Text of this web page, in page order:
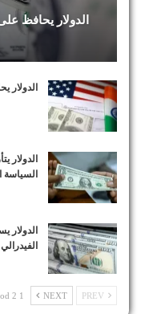
الدولار يحافظ
الدولار
الدولار
السياسة
الدولار
الفيدرالي
NEXT
1 od 2 |